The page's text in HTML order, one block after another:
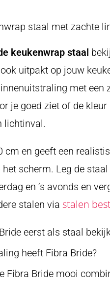
staal met zachte
keukenwrap staal
uitpakt op jouw
met een
je goed ziet of de
lichtinval.
cm en geeft een
scherm. Leg de
en ’s avonds en
stalen via stalen
eerst als staal
heeft Fibra Bride?
Fibra Bride mooi